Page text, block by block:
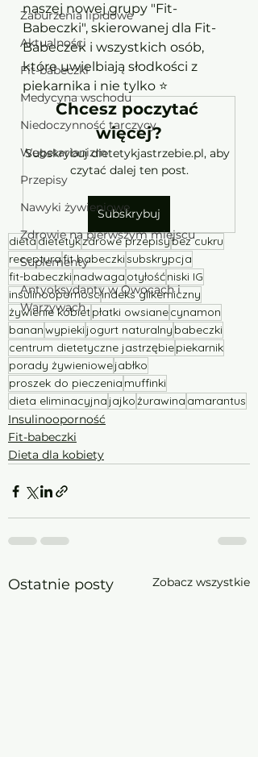
Zaburzenia lipidowe
Aktualności
Fit-babeczki
Medycyna wschodu
Niedoczynność tarczycy
Wegetarianizm
Przepisy
Nawyki żywieniowe
Zdrowie na pierwszym miejscu
Suplementy
Antyoksydanty w Owocach i
Warzywach
naszej nowej grupy "Fit-
Babeczki", skierowanej dla Fit-
Babeczek i wszystkich osób,
które uwielbiają słodkości z
piekarnika i nie tylko ⭐
Chcesz poczytać
więcej?
Subskrybuj dietetykjastrzebie.pl, aby
czytać dalej ten post.
Subskrybuj
dietadietetykzdrowe przepisybez cukru
recepturafit babeczkisubskrypcja
fit-babeczki nadwaga otyłośćniski IG
insulinoopornoscindeks glikemiczny
żywienie kobietpłatki owsianecynamon
bananwypieki jogurt naturalny babeczki
centrum dietetyczne jastrzębiepiekarnik
porady żywieniowejabłko
proszek do pieczenia muffinki
dieta eliminacyjna jajkożurawina amarantus
Insulinooporność
Fit-babeczki
Dieta dla kobiety
Ostatnie posty Zobacz wszystkie